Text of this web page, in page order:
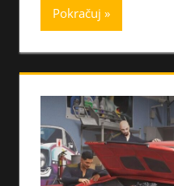
Pokračuj